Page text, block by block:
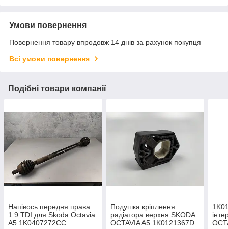
Умови повернення
Повернення товару впродовж 14 днів за рахунок покупця
Всі умови повернення
Подібні товари компанії
Напівось передня права
1.9 TDI для Skoda Octavia
A5 1K0407272CC
Подушка кріплення
радіатора верхня SKODA
OCTAVIA A5 1K0121367D